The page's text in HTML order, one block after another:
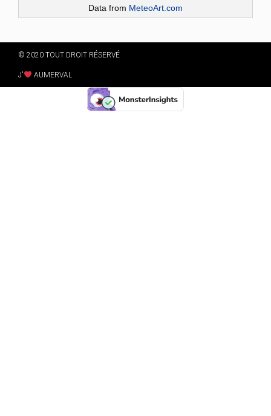
Data from MeteoArt.com
© 2020 TOUT DROIT RÉSERVÉ
J' AUMERVAL